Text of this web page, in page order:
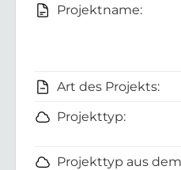
Projektname:
Art des Projekts:
Projekttyp:
Projekttyp aus